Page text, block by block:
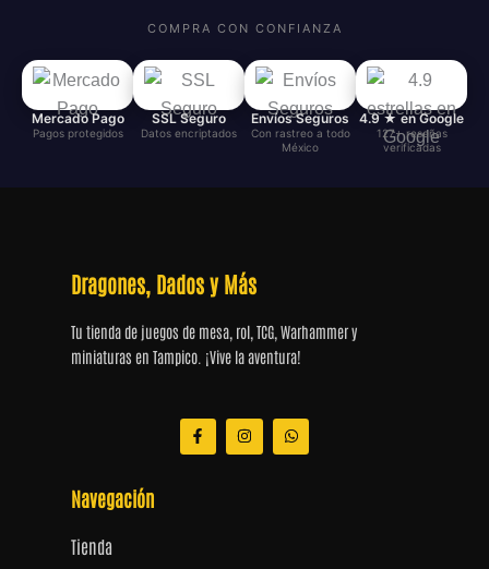
COMPRA CON CONFIANZA
Mercado Pago
Pagos protegidos
SSL Seguro
Datos encriptados
Envíos Seguros
Con rastreo a todo
México
4.9 ★ en Google
127+ reseñas
verificadas
Dragones, Dados y Más
Tu tienda de juegos de mesa, rol, TCG, Warhammer y
miniaturas en Tampico. ¡Vive la aventura!
F
a
c
I
n
s
h
a
Navegación
Tienda